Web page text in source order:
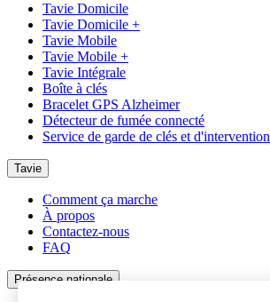
Tavie Domicile
Tavie Domicile +
Tavie Mobile
Tavie Mobile +
Tavie Intégrale
Boîte à clés
Bracelet GPS Alzheimer
Détecteur de fumée connecté
Service de garde de clés et d'intervention
Tavie
Comment ça marche
À propos
Contactez-nous
FAQ
Présence nationale